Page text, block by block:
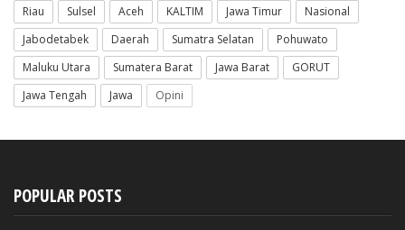
Riau
Sulsel Aceh KALTIM Jawa Timur
Nasional
Jabodetabek
Daerah Sumatra Selatan
Pohuwato
Maluku Utara
Sumatera Barat Jawa Barat
GORUT
Jawa Tengah
Jawa Opini
POPULAR POSTS